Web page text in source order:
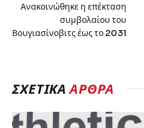
Ανακοινώθηκε η επέκταση
συμβολαίου του
Βουγιασίνοβιτς έως το 2031
ΣΧΕΤΙΚΑΑΡΘΡΑ